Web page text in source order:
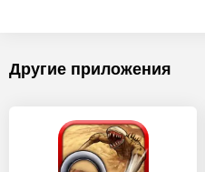
Другие приложения